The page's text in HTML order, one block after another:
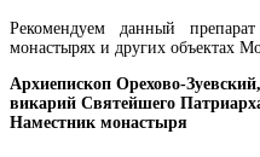
Рекомендуем данный
монастырях и других объектах
Архиепископ Орехово-Зуевский,
викарий Святейшего
Наместник монастыря